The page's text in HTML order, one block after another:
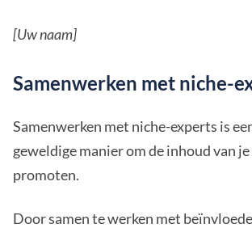
[Uw naam]
Samenwerken met niche-
Samenwerken met niche-experts is
geweldige manier om de inhoud van
promoten.
Door samen te werken met